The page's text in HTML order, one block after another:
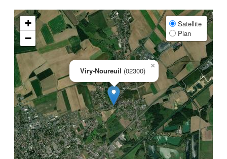
Viry-Noureuil (02300)
×
+
−
Satellite
Plan